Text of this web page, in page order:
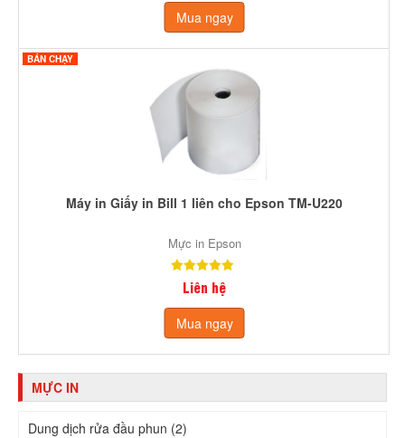
Mua ngay
BÁN CHẠY
Máy in Giấy in Bill 1 liên cho Epson TM-U220
Mực in Epson
Liên hệ
Mua ngay
MỰC IN
Dung dịch rửa đầu phun (2)